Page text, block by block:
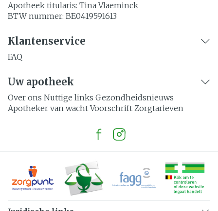
Apotheek titularis: Tina Vlaeminck
BTW nummer: BE0419591613
Klantenservice
FAQ
Uw apotheek
Over ons Nuttige links Gezondheidsnieuws
Apotheker van wacht Voorschrift Zorgtarieven